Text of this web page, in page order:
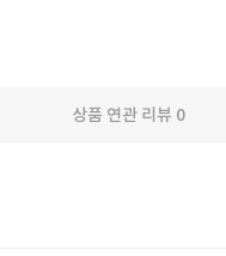
상품 연관 리뷰 0